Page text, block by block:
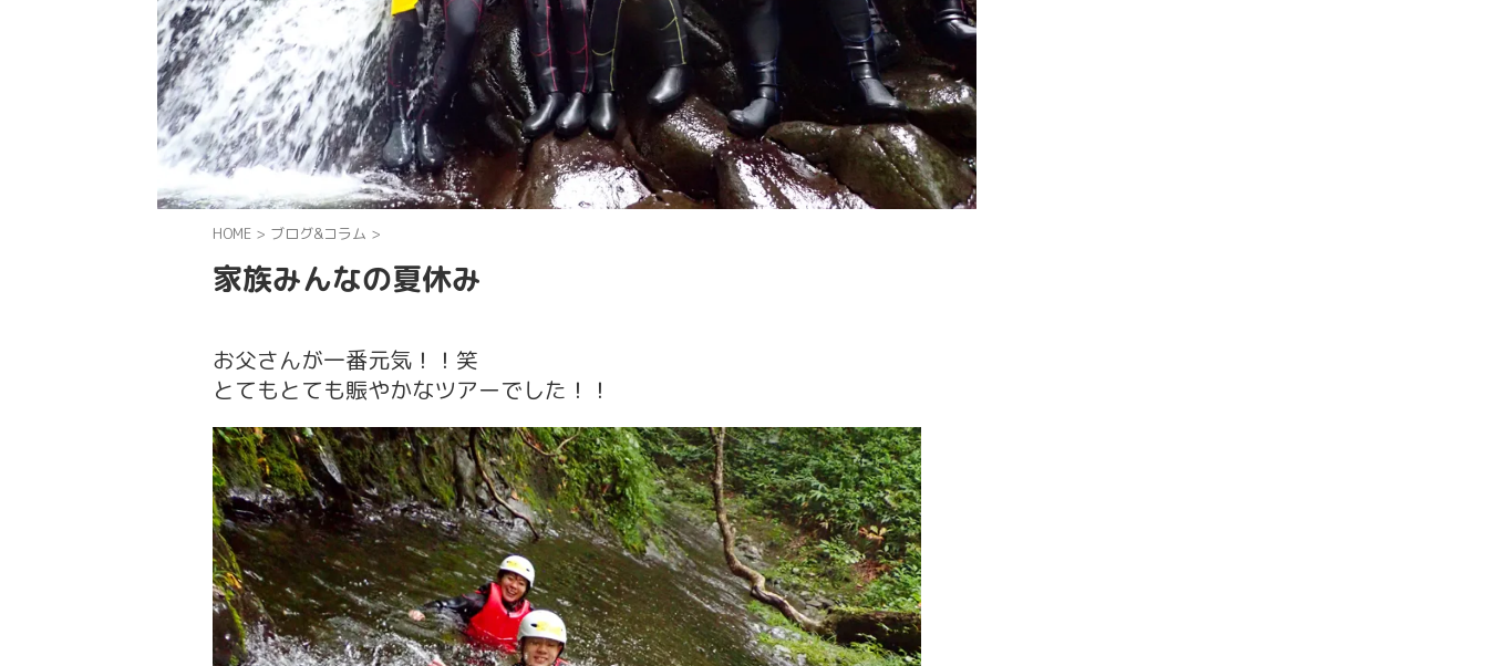
HOME > ブログ&コラム >
家族みんなの夏休み
お父さんが一番元気！！笑
とてもとても賑やかなツアーでした！！